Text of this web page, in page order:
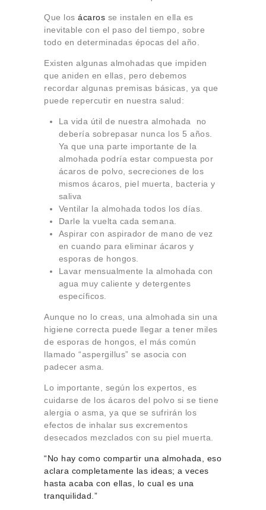
Que los ácaros se instalen en ella es
inevitable con el paso del tiempo, sobre
todo en determinadas épocas del año.
Existen algunas almohadas que impiden
que aniden en ellas, pero debemos
recordar algunas premisas básicas, ya que
puede repercutir en nuestra salud:
La vida útil de nuestra almohada
no
debería sobrepasar nunca los 5 años.
Ya que una parte importante de la
almohada podría estar compuesta por
ácaros de polvo, secreciones de los
mismos ácaros, piel muerta, bacteria y
saliva
Ventilar la almohada todos los días.
Darle la vuelta cada semana.
Aspirar con aspirador de mano de vez
en cuando para eliminar ácaros y
esporas de hongos.
Lavar mensualmente la almohada con
agua muy caliente y detergentes
específicos.
Aunque no lo creas, una almohada sin una
higiene correcta puede llegar a tener miles
de esporas de hongos, el más común
llamado “aspergillus” se asocia con
padecer asma.
Lo importante, según los expertos, es
cuidarse de los ácaros del polvo si se tiene
alergia o asma, ya que se sufrirán los
efectos de inhalar sus excrementos
desecados mezclados con su piel muerta.
“No hay como compartir una almohada, eso
aclara completamente las ideas; a veces
hasta acaba con ellas, lo cual es una
tranquilidad.”